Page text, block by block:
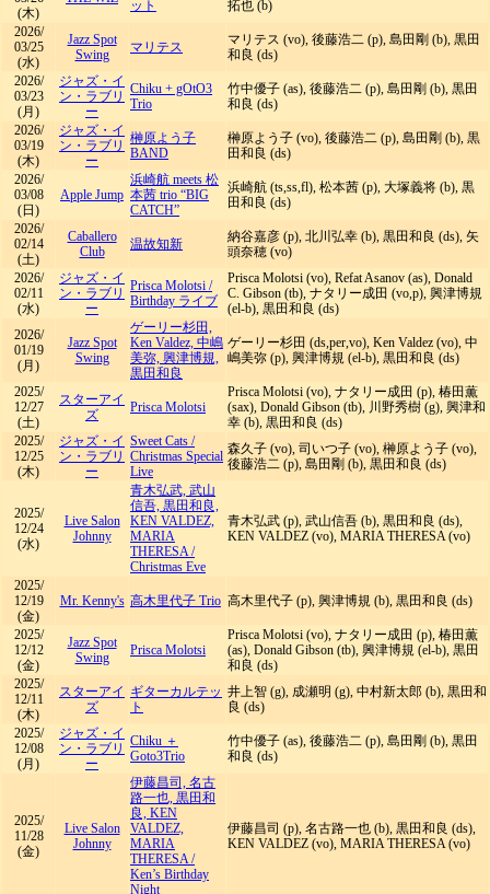
(木)
ット
拓也 (b)
2026/
03/25
(水)
Jazz Spot
Swing
マリテス
マリテス (vo), 後藤浩二 (p), 島田剛 (b), 黒田
和良 (ds)
2026/
03/23
(月)
ジャズ・イ
ン・ラブリ
ー
Chiku + gOtO3
Trio
竹中優子 (as), 後藤浩二 (p), 島田剛 (b), 黒田
和良 (ds)
2026/
03/19
(木)
ジャズ・イ
ン・ラブリ
ー
榊原よう子
BAND
榊原よう子 (vo), 後藤浩二 (p), 島田剛 (b), 黒
田和良 (ds)
2026/
03/08
(日)
Apple Jump
浜崎航 meets 松
本茜 trio “BIG
CATCH”
浜崎航 (ts,ss,fl), 松本茜 (p), 大塚義将 (b), 黒
田和良 (ds)
2026/
02/14
(土)
Caballero
Club
温故知新
納谷嘉彦 (p), 北川弘幸 (b), 黒田和良 (ds), 矢
頭奈穂 (vo)
2026/
02/11
(水)
ジャズ・イ
ン・ラブリ
ー
Prisca Molotsi /
Birthday ライブ
Prisca Molotsi (vo), Refat Asanov (as), Donald
C. Gibson (tb), ナタリー成田 (vo,p), 興津博規
(el-b), 黒田和良 (ds)
2026/
01/19
(月)
Jazz Spot
Swing
ゲーリー杉田,
Ken Valdez, 中嶋
美弥, 興津博規,
黒田和良
ゲーリー杉田 (ds,per,vo), Ken Valdez (vo), 中
嶋美弥 (p), 興津博規 (el-b), 黒田和良 (ds)
2025/
12/27
(土)
スターアイ
ズ
Prisca Molotsi
Prisca Molotsi (vo), ナタリー成田 (p), 椿田薫
(sax), Donald Gibson (tb), 川野秀樹 (g), 興津和
幸 (b), 黒田和良 (ds)
2025/
12/25
(木)
ジャズ・イ
ン・ラブリ
ー
Sweet Cats /
Christmas Special
Live
森久子 (vo), 司いつ子 (vo), 榊原よう子 (vo),
後藤浩二 (p), 島田剛 (b), 黒田和良 (ds)
2025/
12/24
(水)
Live Salon
Johnny
青木弘武, 武山
信吾, 黒田和良,
KEN VALDEZ,
MARIA
THERESA/
Christmas Eve
青木弘武 (p), 武山信吾 (b), 黒田和良 (ds),
KEN VALDEZ (vo), MARIA THERESA (vo)
2025/
12/19
(金)
Mr. Kenny's 高木里代子 Trio 高木里代子 (p), 興津博規 (b), 黒田和良 (ds)
2025/
12/12
(金)
Jazz Spot
Swing
Prisca Molotsi
Prisca Molotsi (vo), ナタリー成田 (p), 椿田薫
(as), Donald Gibson (tb), 興津博規 (el-b), 黒田
和良 (ds)
2025/
12/11
(木)
スターアイ
ズ
ギターカルテッ
ト
井上智 (g), 成瀬明 (g), 中村新太郎 (b), 黒田和
良 (ds)
2025/
12/08
(月)
ジャズ・イ
ン・ラブリ
ー
Chiku ＋
Goto3Trio
竹中優子 (as), 後藤浩二 (p), 島田剛 (b), 黒田
和良 (ds)
2025/
11/28
(金)
Live Salon
Johnny
伊藤昌司, 名古
路一也, 黒田和
良, KEN
VALDEZ,
MARIA
THERESA/
Ken’s Birthday
Night
伊藤昌司 (p), 名古路一也 (b), 黒田和良 (ds),
KEN VALDEZ (vo), MARIA THERESA (vo)